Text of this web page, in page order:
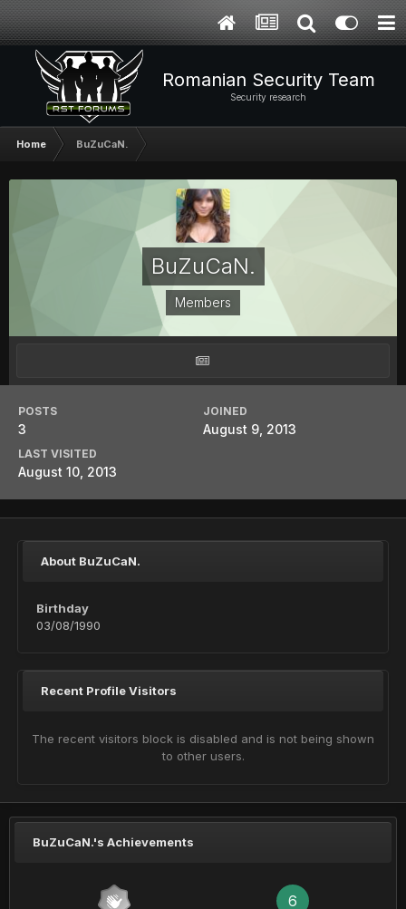
Romanian Security Team
Security research
Home BuZuCaN.
BuZuCaN.
Members
POSTS
3
JOINED
August 9, 2013
LAST VISITED
August 10, 2013
About BuZuCaN.
Birthday
03/08/1990
Recent Profile Visitors
The recent visitors block is disabled and is not being shown
to other users.
BuZuCaN.'s Achievements
6